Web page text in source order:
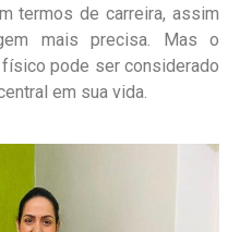
termos de carreira, assim
mais precisa. Mas o
pode ser considerado
em sua vida.